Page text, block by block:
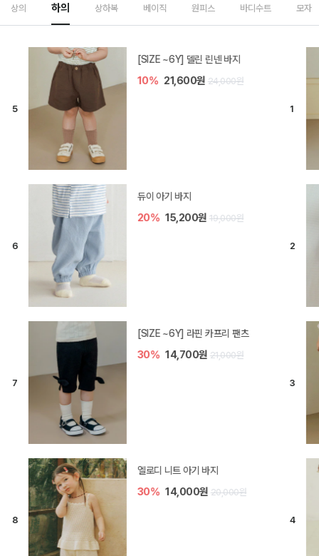
상의 하의 상하복 베이직 원피스 바디수트 모자
[SIZE ~6Y] 델린 린넨 바지
10% 21,600원 24,000원
듀이 아기 바지
20% 15,200원 19,000원
[SIZE ~6Y] 라핀 카프리 팬츠
30% 14,700원 21,000원
엘로디 니트 아기 바지
30% 14,000원 20,000원